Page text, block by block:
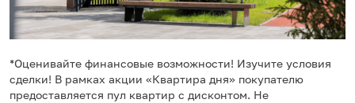
*Оценивайте финансовые возможности! Изучите условия
сделки! В рамках акции «Квартира дня» покупателю
предоставляется пул квартир с дисконтом. Не